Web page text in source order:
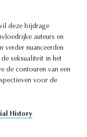
deze bijdrage
auteurs en
verder nuanceerden
seksualiteit in het
de contouren van een
voor de
History